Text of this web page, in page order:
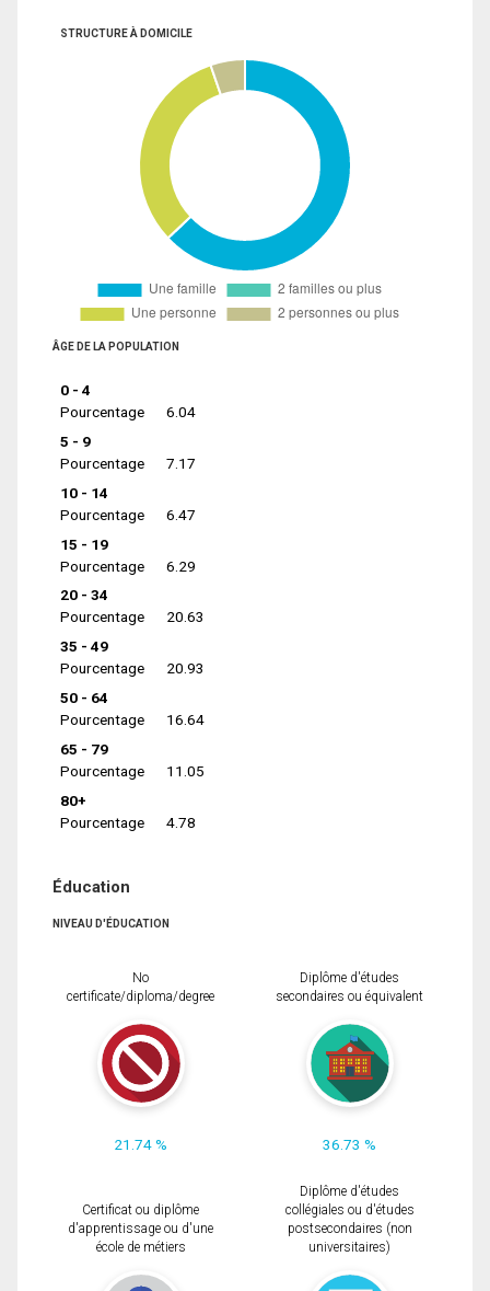
STRUCTURE À DOMICILE
ÂGE DE LA POPULATION
0 - 4
Pourcentage
6.04
5 - 9
Pourcentage
7.17
10 - 14
Pourcentage
6.47
15 - 19
Pourcentage
6.29
20 - 34
Pourcentage
20.63
35 - 49
Pourcentage
20.93
50 - 64
Pourcentage
16.64
65 - 79
Pourcentage
11.05
80+
Pourcentage
4.78
Éducation
NIVEAU D'ÉDUCATION
No
certificate/diploma/degree
21.74 %
Diplôme d'études
secondaires ou équivalent
36.73 %
Certificat ou diplôme
d'apprentissage ou d'une
école de métiers
Diplôme d'études
collégiales ou d'études
postsecondaires (non
universitaires)